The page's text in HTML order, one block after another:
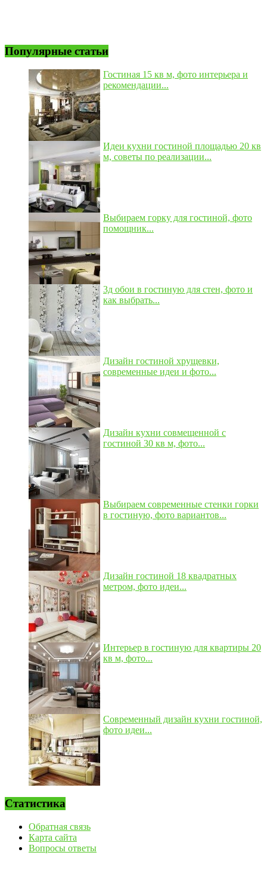
Популярные статьи
Гостиная 15 кв м, фото интерьера и
рекомендации...
Идеи кухни гостиной площадью 20 кв
м, советы по реализации...
Выбираем горку для гостиной, фото
помощник...
3д обои в гостиную для стен, фото и
как выбрать...
Дизайн гостиной хрущевки,
современные идеи и фото...
Дизайн кухни совмещенной с
гостиной 30 кв м, фото...
Выбираем современные стенки горки
в гостиную, фото вариантов...
Дизайн гостиной 18 квадратных
метром, фото идеи...
Интерьер в гостиную для квартиры 20
кв м, фото...
Современный дизайн кухни гостиной,
фото идеи...
Статистика
Обратная связь
Карта сайта
Вопросы ответы